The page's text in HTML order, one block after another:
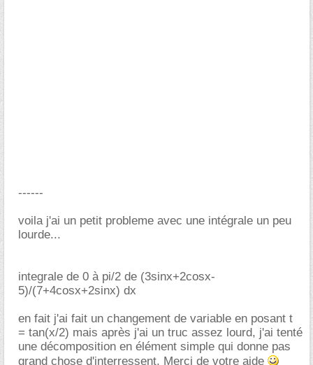
------
voila j'ai un petit probleme avec une intégrale un peu
lourde...
integrale de 0 à pi/2 de (3sinx+2cosx-
5)/(7+4cosx+2sinx) dx
en fait j'ai fait un changement de variable en posant t
= tan(x/2) mais après j'ai un truc assez lourd, j'ai tenté
une décomposition en élément simple qui donne pas
grand chose d'interressent. Merci de votre aide